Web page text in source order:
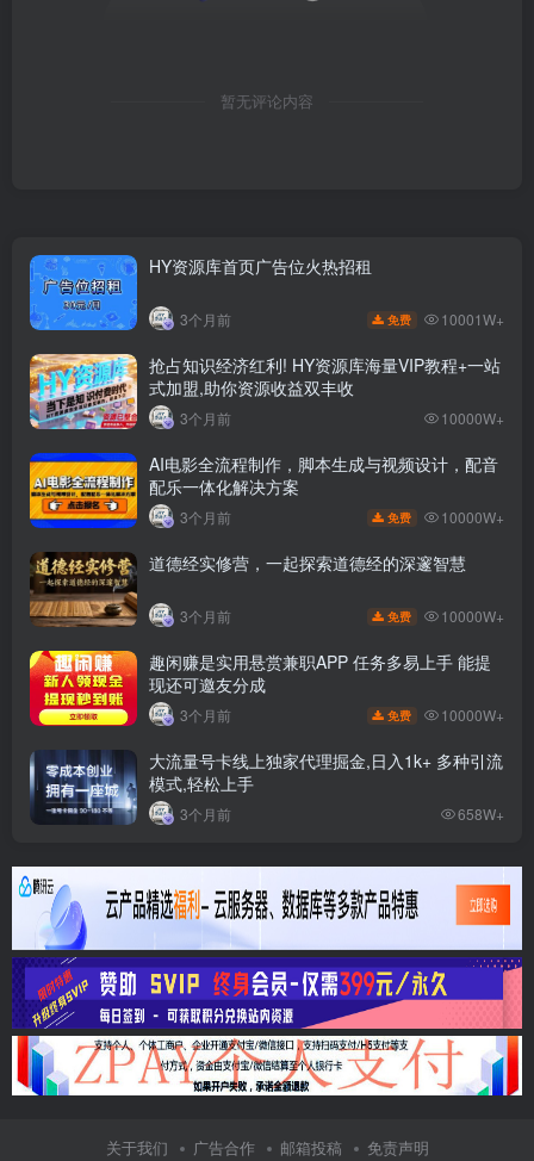
暂无评论内容
HY资源库首页广告位火热招租
3个月前 免费 10001W+
抢占知识经济红利! HY资源库海量VIP教程+一站
式加盟,助你资源收益双丰收
3个月前 10000W+
AI电影全流程制作，脚本生成与视频设计，配音
配乐一体化解决方案
3个月前 免费 10000W+
道德经实修营，一起探索道德经的深邃智慧
3个月前 免费 10000W+
趣闲赚是实用悬赏兼职APP 任务多易上手 能提
现还可邀友分成
3个月前 免费 10000W+
大流量号卡线上独家代理掘金,日入1k+ 多种引流
模式,轻松上手
3个月前 658W+
关于我们 广告合作 邮箱投稿 免责声明